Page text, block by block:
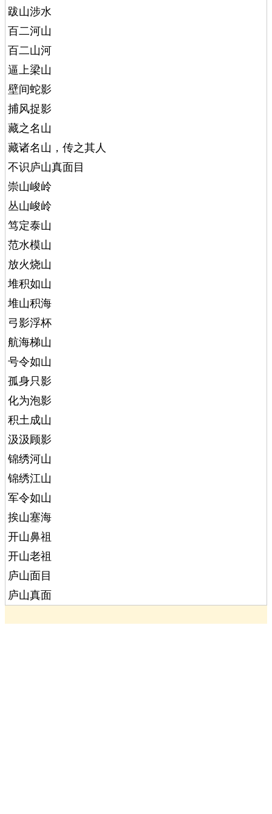
跋山涉水
百二河山
百二山河
逼上梁山
壁间蛇影
捕风捉影
藏之名山
藏诸名山，传之其人
不识庐山真面目
崇山峻岭
丛山峻岭
笃定泰山
范水模山
放火烧山
堆积如山
堆山积海
弓影浮杯
航海梯山
号令如山
孤身只影
化为泡影
积土成山
汲汲顾影
锦绣河山
锦绣江山
军令如山
挨山塞海
开山鼻祖
开山老祖
庐山面目
庐山真面